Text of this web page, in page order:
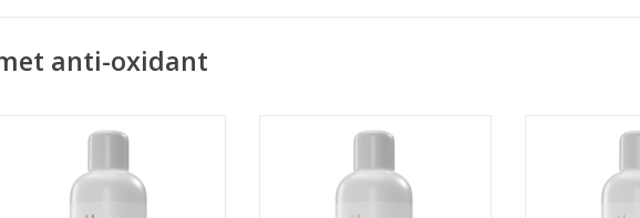
anti-oxidant
Dark tan met anti-aging en
hydraterende eigenschappen.
eigenschappen.
Express
hydraterende